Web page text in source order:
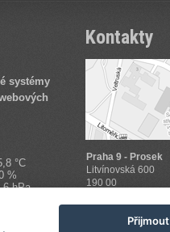
systémy
°C
%
hPa
Kontakty
Praha 9 - Prosek
Litvínovská 600
190 00
Přijmout